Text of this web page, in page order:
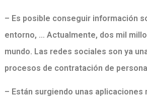
– Es posible conseguir información
entorno, … Actualmente, dos mil
mundo. Las redes sociales son ya
procesos de contratación de
– Están surgiendo unas